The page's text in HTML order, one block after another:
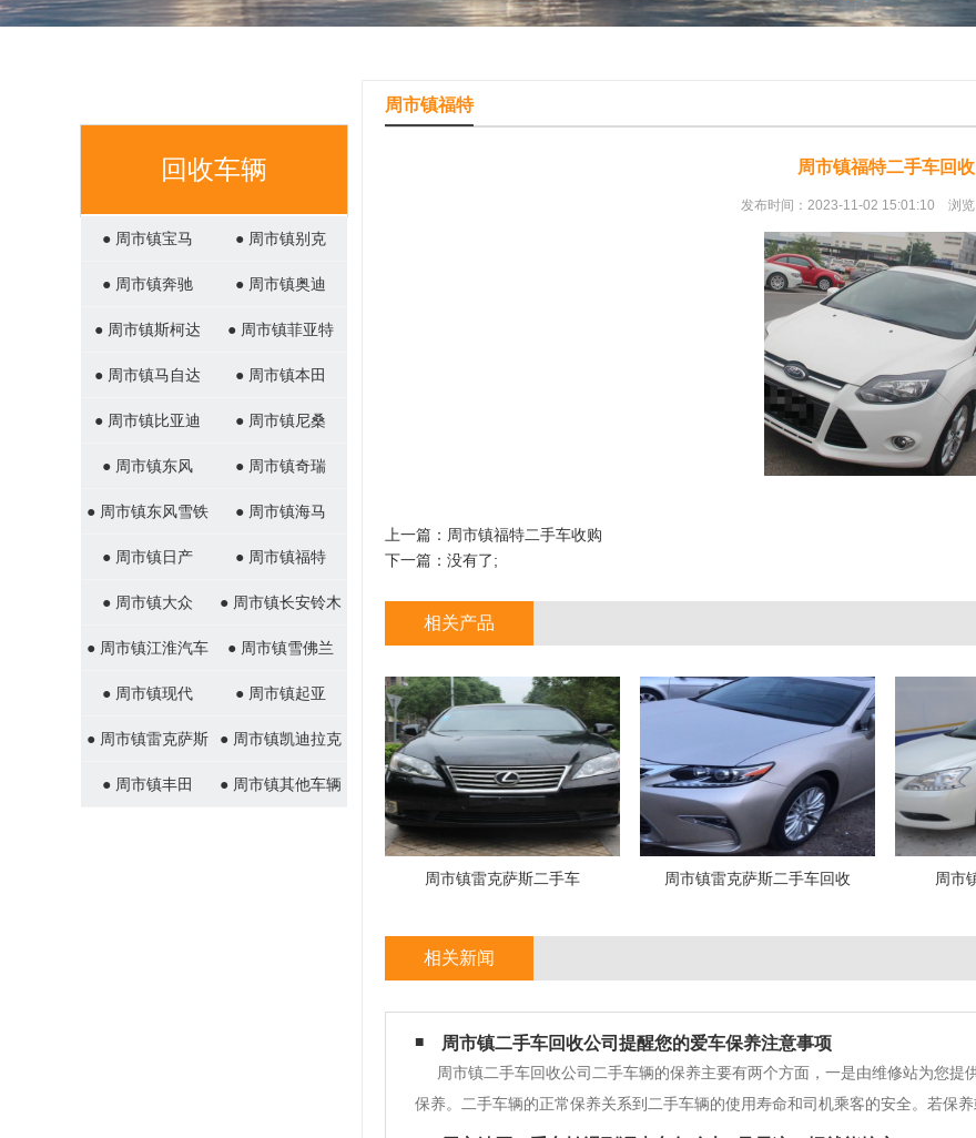
回收车辆
● 周市镇宝马 ● 周市镇别克
● 周市镇奔驰 ● 周市镇奥迪
● 周市镇斯柯达 ● 周市镇菲亚特
● 周市镇马自达 ● 周市镇本田
● 周市镇比亚迪 ● 周市镇尼桑
● 周市镇东风 ● 周市镇奇瑞
● 周市镇东风雪铁
龙
● 周市镇海马
● 周市镇日产 ● 周市镇福特
● 周市镇大众 ● 周市镇长安铃木
● 周市镇江淮汽车 ● 周市镇雪佛兰
● 周市镇现代 ● 周市镇起亚
● 周市镇雷克萨斯 ● 周市镇凯迪拉克
● 周市镇丰田 ● 周市镇其他车辆
周市镇福特
周市镇福特二手车回收
发布时间：2023-11-02 15:01:10 浏览
上一篇： 周市镇福特二手车收购
下一篇：没有了;
相关产品
周市镇雷克萨斯二手车 周市镇雷克萨斯二手车回收 周市
相关新闻
周市镇二手车回收公司提醒您的爱车保养注意事项
周市镇二手车回收公司二手车辆的保养主要有两个方面，一是由维修站为您
保养。二手车辆的正常保养关系到二手车辆的使用寿命和司机乘客的安全。若保